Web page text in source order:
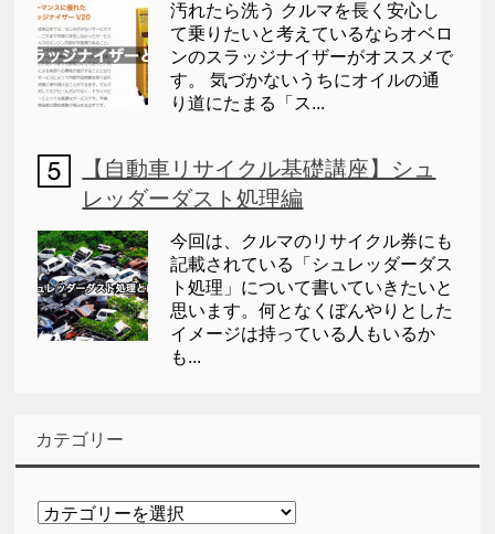
汚れたら洗う クルマを長く安心し
て乗りたいと考えているならオベロ
ンのスラッジナイザーがオススメで
す。 気づかないうちにオイルの通
り道にたまる「ス...
【自動車リサイクル基礎講座】シュ
レッダーダスト処理編
今回は、クルマのリサイクル券にも
記載されている「シュレッダーダス
ト処理」について書いていきたいと
思います。何となくぼんやりとした
イメージは持っている人もいるか
も...
カテゴリー
カ